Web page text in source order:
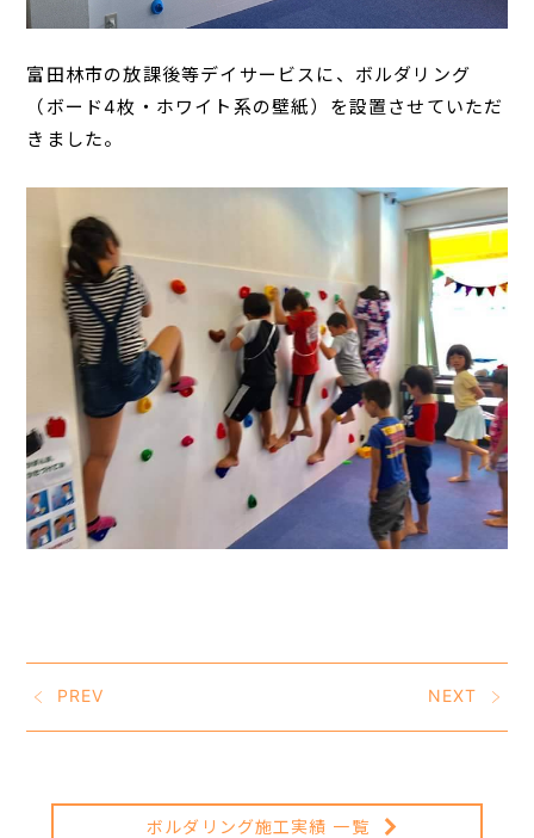
富田林市の放課後等デイサービスに、ボルダリング
（ボード4枚・ホワイト系の壁紙）を設置させていただ
きました。
PREV NEXT
ボルダリング施工実績 一覧